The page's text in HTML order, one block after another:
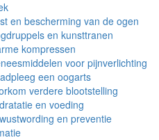
en bescherming van de ogen
en kunsttranen
kompressen
voor pijnverlichting
een oogarts
verdere blootstelling
en voeding
en preventie